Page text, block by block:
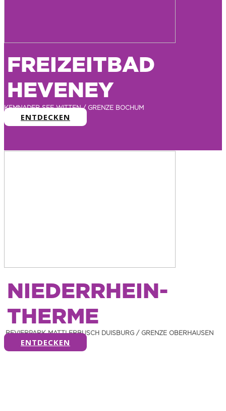
FREIZEITBAD
HEVENEY
KEMNADER SEE WITTEN / GRENZE BOCHUM
ENTDECKEN
NIEDERRHEIN-
THERME
REVIERPARK MATTLERBUSCH DUISBURG / GRENZE OBERHAUSEN
ENTDECKEN